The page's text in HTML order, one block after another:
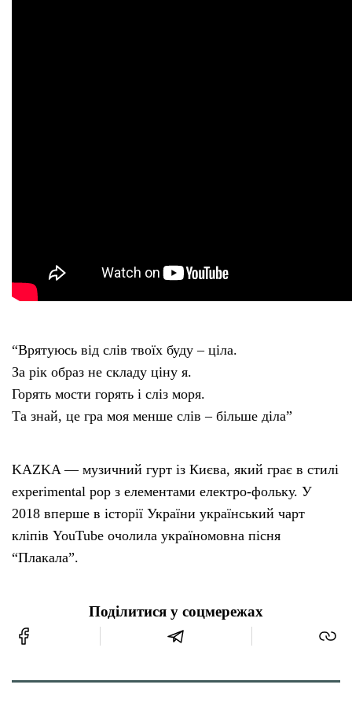
“Врятуюсь від слів твоїх буду – ціла.
За рік образ не складу ціну я.
Горять мости горять і сліз моря.
Та знай, це гра моя менше слів – більше діла”
KAZKA — музичний гурт із Києва, який грає в стилі
experimental pop з елементами електро-фольку. У
2018 вперше в історії України український чарт
кліпів YouTube очолила україномовна пісня
“Плакала”.
Поділитися у соцмережах